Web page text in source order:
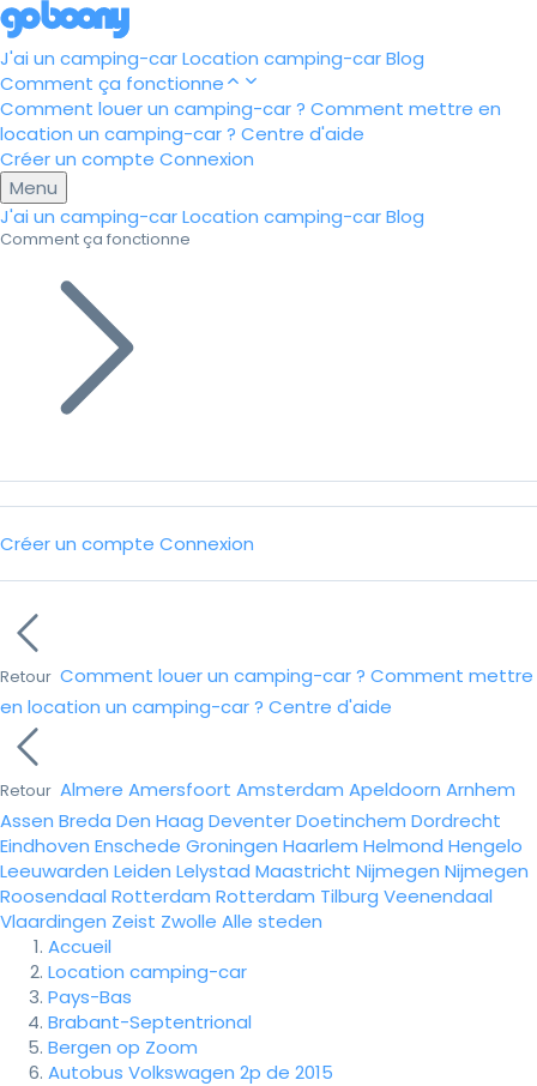
J'ai un camping-carLocation camping-carBlog
Comment ça fonctionne
Comment louer un camping-car ? Comment mettre en
location un camping-car ? Centre d'aide
Créer un compte Connexion
Menu
J'ai un camping-carLocation camping-carBlog
Comment ça fonctionne
Créer un compte Connexion
Retour Comment louer un camping-car ? Comment mettre
en location un camping-car ? Centre d'aide
Retour Almere Amersfoort Amsterdam Apeldoorn Arnhem
Assen Breda Den Haag DeventerDoetinchem Dordrecht
Eindhoven Enschede Groningen Haarlem Helmond Hengelo
Leeuwarden Leiden Lelystad Maastricht Nijmegen Nijmegen
Roosendaal Rotterdam Rotterdam Tilburg Veenendaal
Vlaardingen Zeist Zwolle Alle steden
Accueil
Location camping-car
Pays-Bas
Brabant-Septentrional
Bergen op Zoom
Autobus Volkswagen 2p de 2015